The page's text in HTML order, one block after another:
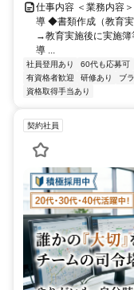
仕事内容 ＜業務内容
導 ◆書類作成（教育
→教育実施後に実施
導 ...
社員登用あり 60代も応募可
有資格者歓迎
研修あり ブ
資格取得手当あり
契約社員